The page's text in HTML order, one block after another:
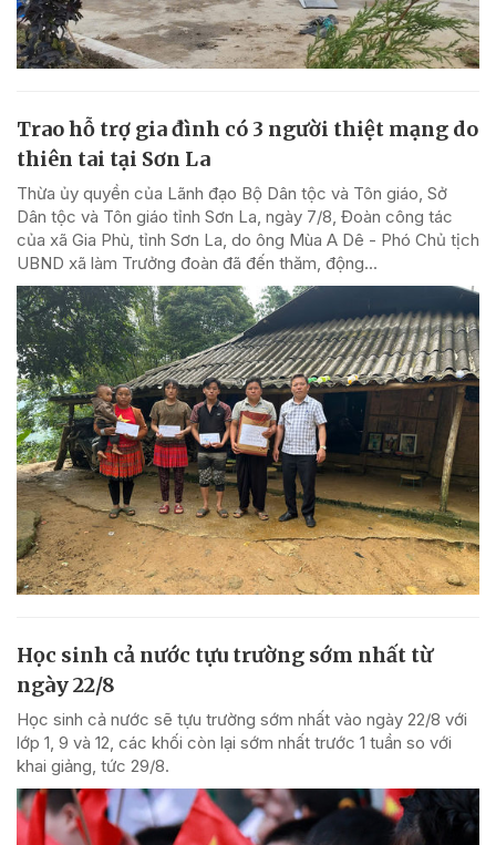
Trao hỗ trợ gia đình có 3 người thiệt mạng do
thiên tai tại Sơn La
Thừa ủy quyền của Lãnh đạo Bộ Dân tộc và Tôn giáo, Sở
Dân tộc và Tôn giáo tỉnh Sơn La, ngày 7/8, Đoàn công tác
của xã Gia Phù, tỉnh Sơn La, do ông Mùa A Dê - Phó Chủ tịch
UBND xã làm Trưởng đoàn đã đến thăm, động...
Học sinh cả nước tựu trường sớm nhất từ
ngày 22/8
Học sinh cả nước sẽ tựu trường sớm nhất vào ngày 22/8 với
lớp 1, 9 và 12, các khối còn lại sớm nhất trước 1 tuần so với
khai giảng, tức 29/8.